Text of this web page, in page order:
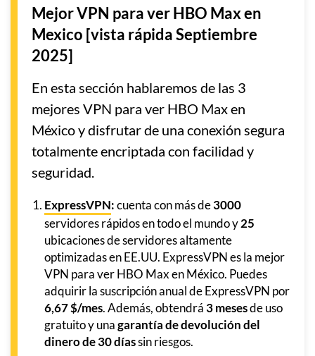
Mejor VPN para ver HBO Max en
Mexico [vista rápida Septiembre
2025]
En esta sección hablaremos de las 3
mejores VPN para ver HBO Max en
México y disfrutar de una conexión segura
totalmente encriptada con facilidad y
seguridad.
ExpressVPN:cuenta con más de3000
servidores rápidos en todo el mundo y25
ubicaciones de servidores altamente
optimizadas en EE.UU. ExpressVPN es la mejor
VPN para ver HBO Max en México. Puedes
adquirir la suscripción anual de ExpressVPN por
6,67 $/mes. Además, obtendrá 3mesesde uso
gratuito y unagarantía de devolución del
dinero de 30 díassin riesgos.